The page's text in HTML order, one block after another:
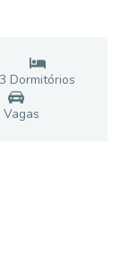
3 Dormitórios
Vagas